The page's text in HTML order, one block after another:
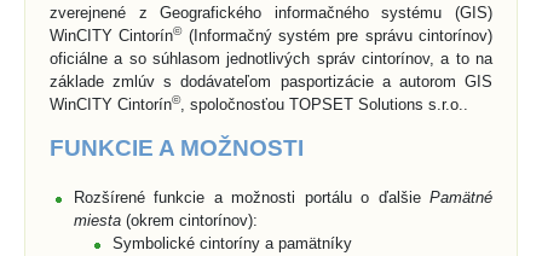
zverejnené z Geografického informačného systému (GIS)
WinCITY Cintorín©(Informačný systém pre správu cintorínov)
oficiálne a so súhlasom jednotlivých správ cintorínov, a to na
základe zmlúv s dodávateľom pasportizácie a autorom GIS
WinCITY Cintorín©, spoločnosťou TOPSET Solutions s.r.o..
FUNKCIE A MOŽNOSTI
Rozšírené funkcie a možnosti portálu o ďalšie Pamätné
miesta (okrem cintorínov):
Symbolické cintoríny a pamätníky